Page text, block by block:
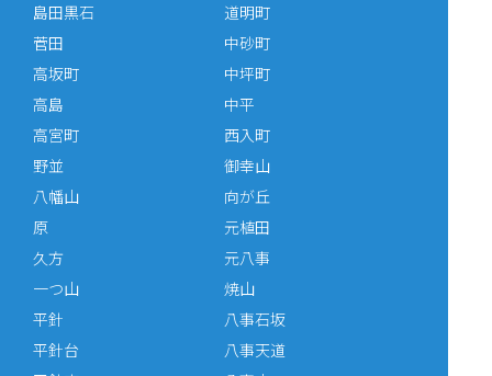
島田黒石
菅田
高坂町
高島
高宮町
道明町
中砂町
中坪町
中平
西入町
野並
八幡山
原
久方
一つ山
平針
平針台
御幸山
向が丘
元植田
元八事
焼山
八事石坂
八事天道